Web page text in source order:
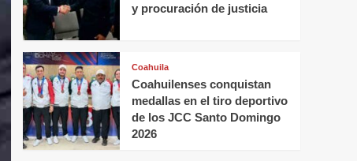
y procuración de justicia
Coahuila
Coahuilenses conquistan
medallas en el tiro deportivo
de los JCC Santo Domingo
2026